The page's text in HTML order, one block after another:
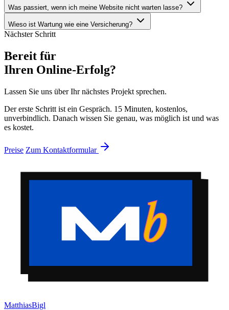
Was passiert, wenn ich meine Website nicht warten lasse?
Wieso ist Wartung wie eine Versicherung?
Nächster Schritt
Bereit für
Ihren Online-Erfolg?
Lassen Sie uns über Ihr nächstes Projekt sprechen.
Der erste Schritt ist ein Gespräch. 15 Minuten, kostenlos,
unverbindlich. Danach wissen Sie genau, was möglich ist und was
es kostet.
Preise Zum Kontaktformular
MatthiasBigl